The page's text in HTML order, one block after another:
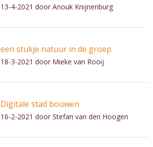
13-4-2021 door Anouk Knijnenburg
een stukje natuur in de groep
18-3-2021 door Mieke van Rooij
Digitale stad bouwen
16-2-2021 door Stefan van den Hoogen